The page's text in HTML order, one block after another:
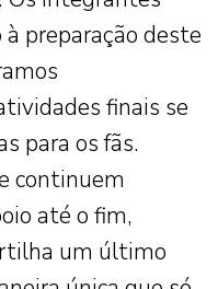
preparação deste
finais se
para os fãs.
continuem
até o fim,
um último